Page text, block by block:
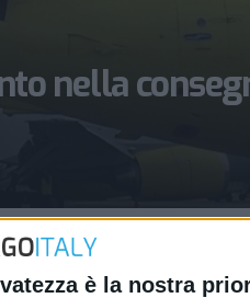
è la nostra
nella